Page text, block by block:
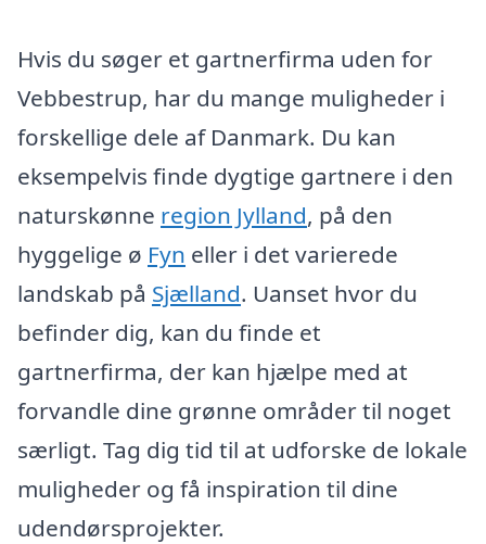
Hvis du søger et gartnerfirma uden for
Vebbestrup, har du mange muligheder i
forskellige dele af Danmark. Du kan
eksempelvis finde dygtige gartnere i den
naturskønne region Jylland, på den
hyggelige ø Fyn eller i det varierede
landskab på Sjælland. Uanset hvor du
befinder dig, kan du finde et
gartnerfirma, der kan hjælpe med at
forvandle dine grønne områder til noget
særligt. Tag dig tid til at udforske de lokale
muligheder og få inspiration til dine
udendørsprojekter.